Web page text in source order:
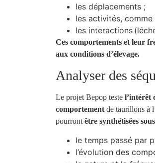
les déplacements ;
les activités,
les interactions
Ces comportements et leur
aux conditions d’élevage.
Analyser des
Le projet Bepop teste l’intérêt
comportement de taurillons à
pourront être synthétisées
le temps passé par
l’évolution des